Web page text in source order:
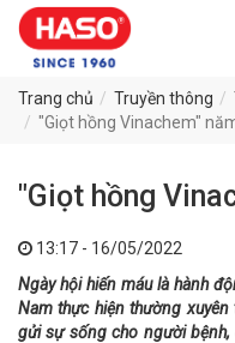
Trang chủ Truyền thông
"Giọt hồng Vinachem"
"Giọt hồng
13:17 - 16/05/2022
Ngày hội hiến máu là hành
Nam thực hiện thường
gửi sự sống cho người